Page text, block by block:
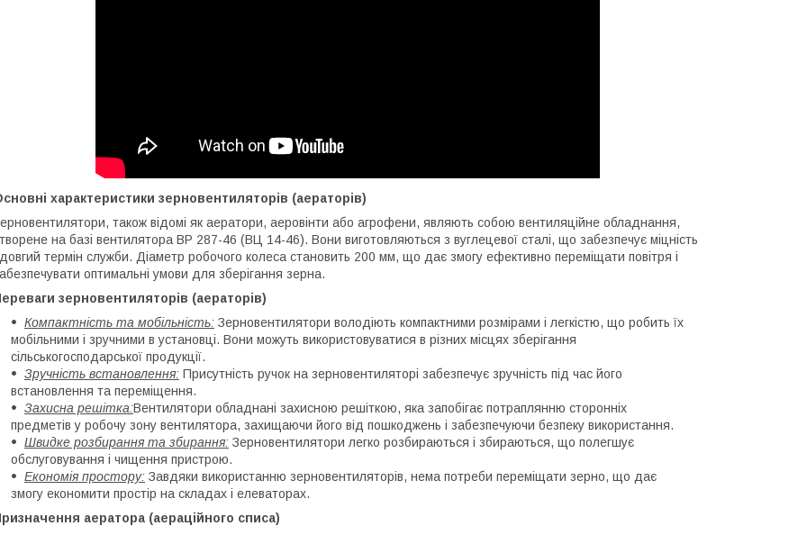
характеристики зерновентиляторів (аераторів)
також відомі як аератори, аеровінти або агрофени, являють собою вентиляційне обладнання,
на базі вентилятора ВР 287-46 (ВЦ 14-46). Вони виготовляються з вуглецевої сталі, що забезпечує міцність
довгий термін служби. Діаметр робочого колеса становить 200 мм, що дає змогу ефективно переміщати повітря і
оптимальні умови для зберігання зерна.
зерновентиляторів (аераторів)
Компактність та мобільність: Зерновентилятори володіють компактними розмірами і легкістю, що робить їх
мобільними і зручними в установці. Вони можуть використовуватися в різних місцях зберігання
сільськогосподарської продукції.
Зручність встановлення: Присутність ручок на зерновентиляторі забезпечує зручність під час його
встановлення та переміщення.
Захисна решітка:Вентилятори обладнані захисною решіткою, яка запобігає потраплянню сторонніх
предметів у робочу зону вентилятора, захищаючи його від пошкоджень і забезпечуючи безпеку використання.
Швидке розбирання та збирання: Зерновентилятори легко розбираються і збираються, що полегшує
обслуговування і чищення пристрою.
Економія простору: Завдяки використанню зерновентиляторів, нема потреби переміщати зерно, що дає
змогу економити простір на складах і елеваторах.
аератора (аераційного списа)